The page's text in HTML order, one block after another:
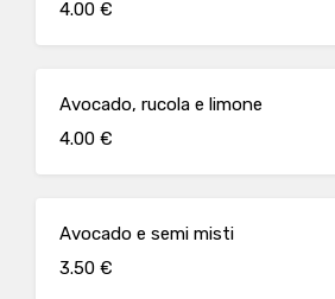
4.00 €
Avocado, rucola e limone
4.00 €
Avocado e semi misti
3.50 €